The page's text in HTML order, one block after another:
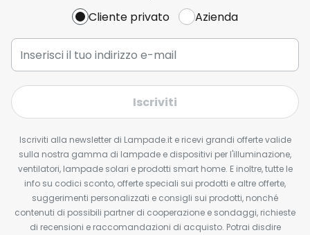
Cliente privato Azienda
Iscriviti
Iscriviti alla newsletter di Lampade.it e ricevi grandi offerte valide
sulla nostra gamma di lampade e dispositivi per l'illuminazione,
ventilatori, lampade solari e prodotti smart home. E inoltre, tutte le
info su codici sconto, offerte speciali sui prodotti e altre offerte,
suggerimenti personalizzati e consigli sui prodotti, nonché
contenuti di possibili partner di cooperazione e sondaggi, richieste
di recensioni e raccomandazioni di acquisto. Potrai disdire